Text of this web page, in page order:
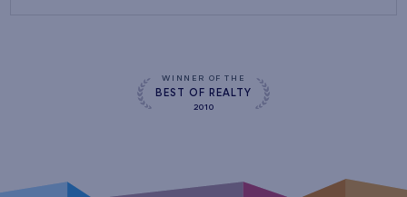
WINNER OF THE
BEST OF REALTY
2010